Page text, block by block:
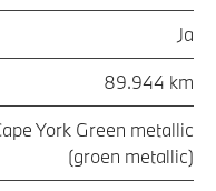
Ja
89.944 km
York Green metallic
(groen metallic)